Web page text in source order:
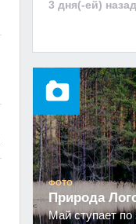
3 дня(-ей) назад
ФОТО
Природа
Май ступает по